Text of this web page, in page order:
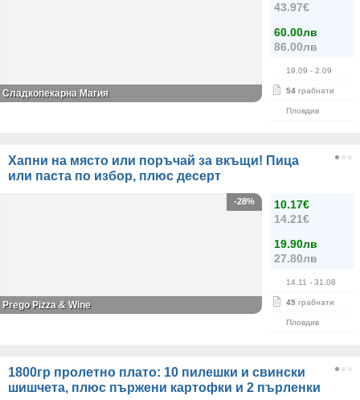
43.97€
60.00лв
86.00лв
19.09 - 2.09
54 грабнати
Пловдив
Сладкопекарна Магия
Хапни на място или поръчай за вкъщи! Пица
или паста по избор, плюс десерт
10.17€
14.21€
19.90лв
27.80лв
14.11 - 31.08
49 грабнати
Пловдив
-28%
Prego Pizza & Wine
1800гр пролетно плато: 10 пилешки и свински
шишчета, плюс пържени картофки и 2 пърленки